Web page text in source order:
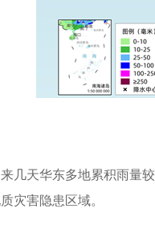
天华东多地累积雨量较
灾害隐患区域。